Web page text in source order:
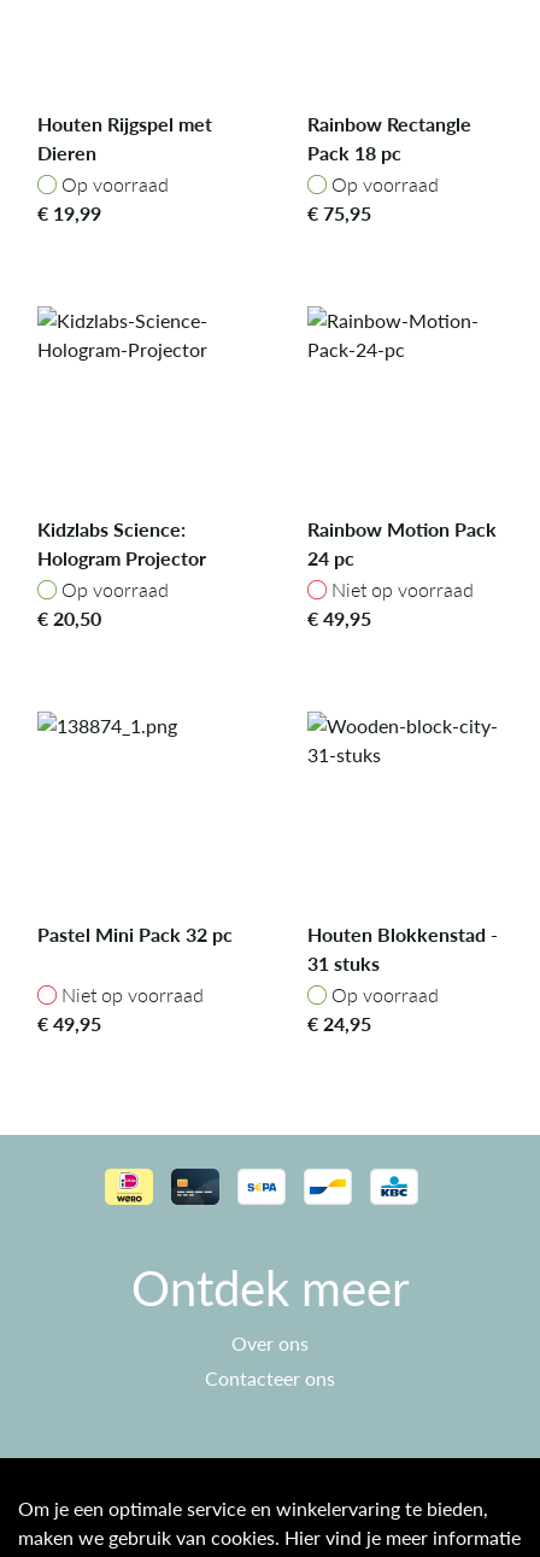
Houten Rijgspel met
Dieren
Op voorraad
Op voorraad
€ 19,99
Rainbow Rectangle
Pack 18 pc
Op voorraad
Op voorraad
€75,95
Kidzlabs Science:
Hologram Projector
Op voorraad
Op voorraad
€20,50
Rainbow Motion Pack
24 pc
Niet op voorraad
Niet op voorraad
€49,95
Pastel Mini Pack 32 pc
Niet op voorraad
Niet op voorraad
€49,95
Houten Blokkenstad -
31 stuks
Op voorraad
Op voorraad
€24,95
Ontdek meer
Over ons
Contacteer ons
Algemene voorwaarden
Om je een optimale service en winkelervaring te bieden,
maken we gebruik van cookies. Hier vind je meer informatie